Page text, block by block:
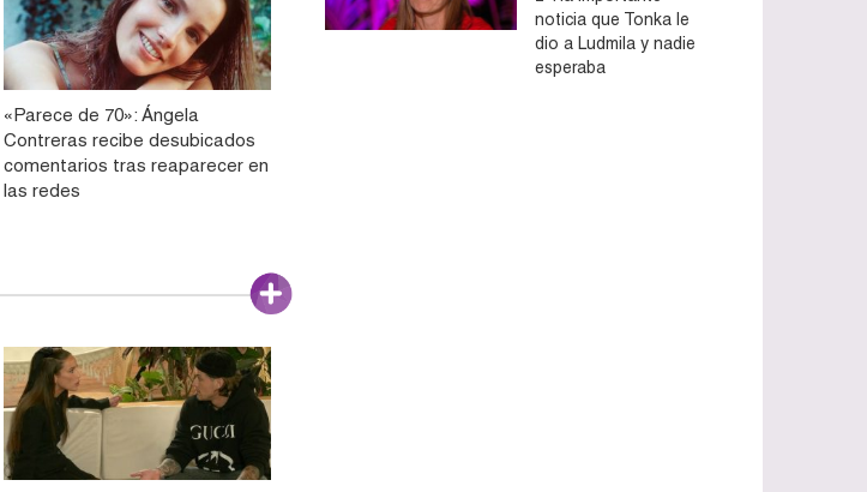
«Parece de 70»: Ángela
Contreras recibe desubicados
comentarios tras reaparecer en
las redes
noticia que Tonka le
dio a Ludmila y nadie
esperaba